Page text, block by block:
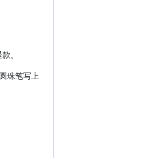
。
珠笔写上